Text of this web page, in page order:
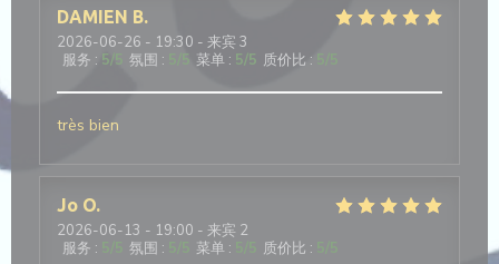
DAMIEN B
2026-06-26 - 19:30 - 来宾 3
服务 : 5/5 氛围 : /5 菜单 : 5/5 质价比 : 5
très bien
Jo O
2026-06-13 - 19:00 - 来宾 2
服务 : 氛围 : 菜单 : 质价比 :